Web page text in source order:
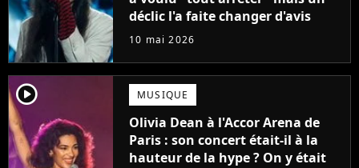
déclic l'a faite changer d'avis
10 mai 2026
player2 MUSIQUE
Olivia Dean à l'Accor Arena de
Paris : son concert était-il à la
hauteur de la hype ? On y était